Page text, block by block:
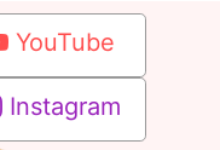
YouTube
Instagram